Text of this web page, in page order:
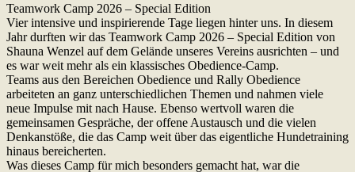
Teamwork Camp 2026 – Special Edition
Vier intensive und inspirierende Tage liegen hinter uns. In diesem
Jahr durften wir das Teamwork Camp 2026 – Special Edition von
Shauna Wenzel auf dem Gelände unseres Vereins ausrichten – und
es war weit mehr als ein klassisches Obedience-Camp.
Teams aus den Bereichen Obedience und Rally Obedience
arbeiteten an ganz unterschiedlichen Themen und nahmen viele
neue Impulse mit nach Hause. Ebenso wertvoll waren die
gemeinsamen Gespräche, der offene Austausch und die vielen
Denkanstöße, die das Camp weit über das eigentliche Hundetraining
hinaus bereicherten.
Was dieses Camp für mich besonders gemacht hat, war die